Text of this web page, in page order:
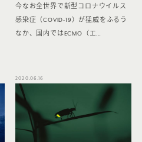
今なお全世界で新型コロナウイルス
感染症（COVID-19）が猛威をふるう
なか、国内ではECMO（エ…
2020.06.16